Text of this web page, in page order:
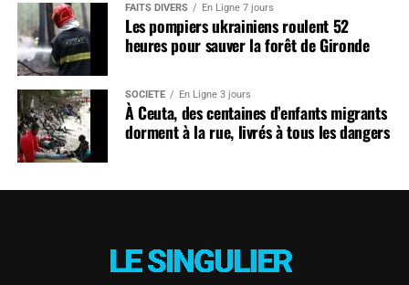
FAITS DIVERS En Ligne 7 jours
Les pompiers ukrainiens roulent 52
heures pour sauver la forêt de Gironde
SOCIÉTÉ En Ligne 3 jours
À Ceuta, des centaines d’enfants migrants
dorment à la rue, livrés à tous les dangers